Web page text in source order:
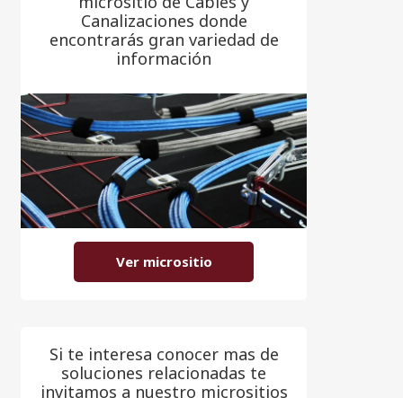
Canalizaciones donde
encontrarás gran variedad de
información
Ver micrositio
Si te interesa conocer mas de
soluciones relacionadas te
invitamos a nuestro micrositios